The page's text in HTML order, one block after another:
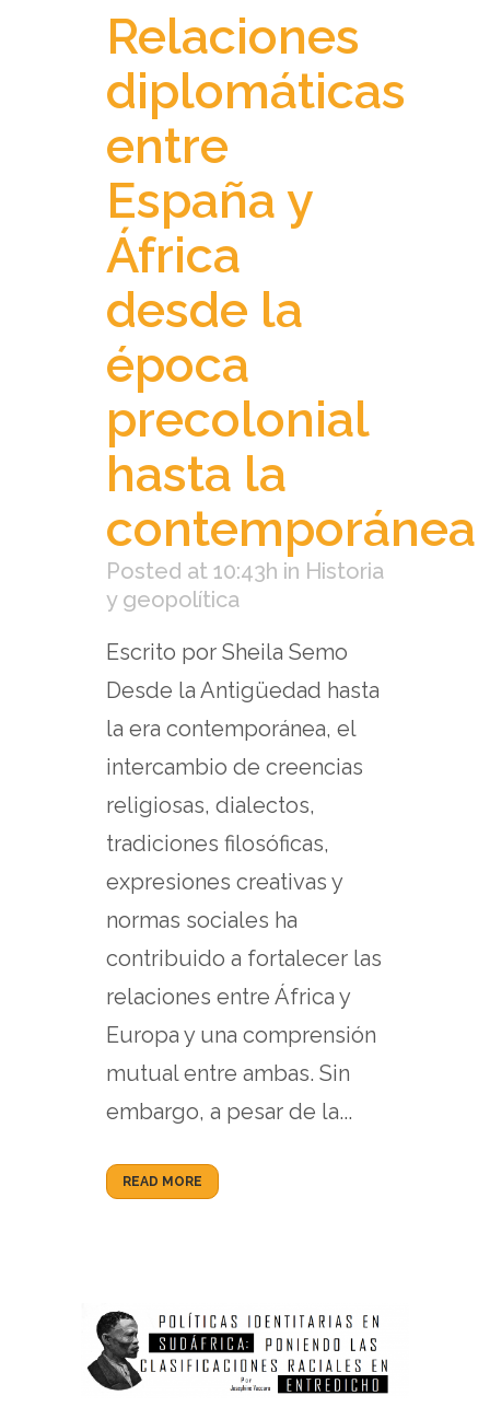
Relaciones
diplomáticas
entre
España y
África
desde la
época
precolonial
hasta la
contemporánea
Posted at 10:43h in Historia
y geopolítica
Escrito por Sheila Semo
Desde la Antigüedad hasta
la era contemporánea, el
intercambio de creencias
religiosas, dialectos,
tradiciones filosóficas,
expresiones creativas y
normas sociales ha
contribuido a fortalecer las
relaciones entre África y
Europa y una comprensión
mutual entre ambas. Sin
embargo, a pesar de la...
READ MORE